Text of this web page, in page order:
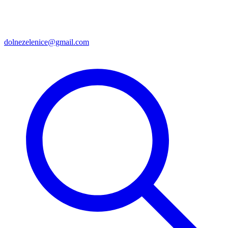
dolnezelenice@gmail.com